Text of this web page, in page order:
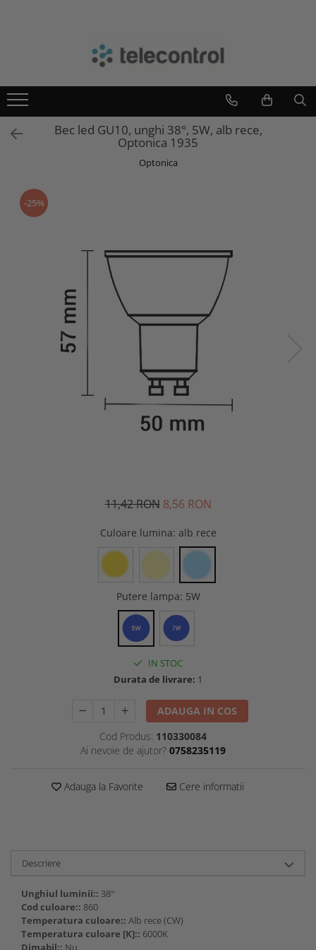
Teletask
Intelight
Bec led GU10, unghi 38°, 5W, alb rece,
Optonica 1935
Optonica
-25%
11,42 RON 8,56 RON
Culoare lumina: alb rece
Putere lampa: 5W
IN STOC
Durata de livrare: 1
ADAUGA IN COS
Cod Produs: 110330084
Ai nevoie de ajutor? 0758235119
Adauga la Favorite Cere informatii
Descriere
Unghiul luminii:: 38°
Cod culoare:: 860
Temperatura culoare:: Alb rece (CW)
Temperatura culoare [K]:: 6000K
Dimabil:: Nu